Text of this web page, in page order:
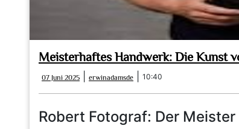
Meisterhaftes Handwerk: Die Kunst
07 Juni 2025
Juni
2025
erwinadamsde erwinadamsde
10:40
Robert Fotograf: Der